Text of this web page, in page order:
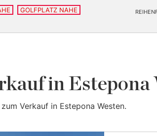
GOLFPLATZ NAHE
in Estepona
Verkauf in Estepona Westen.